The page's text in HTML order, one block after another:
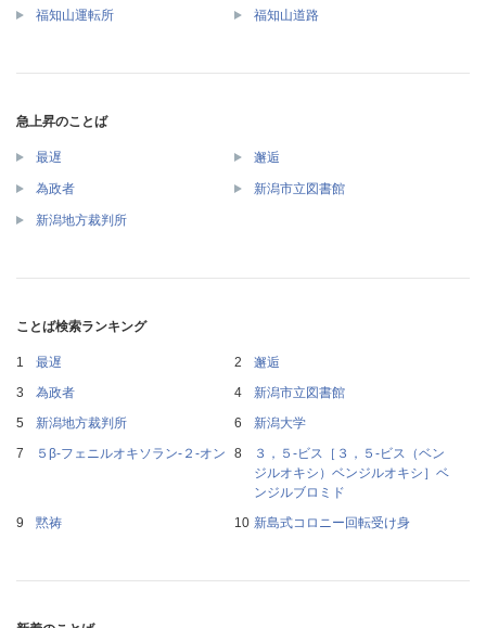
福知山運転所 福知山道路
急上昇のことば
最遅 邂逅
為政者 新潟市立図書館
新潟地方裁判所
ことば検索ランキング
最遅
邂逅
為政者
新潟市立図書館
新潟地方裁判所
新潟大学
５β‐フェニルオキソラン‐２‐オン
３，５‐ビス［３，５‐ビス（ベン
ジルオキシ）ベンジルオキシ］ベ
ンジルブロミド
黙祷
新島式コロニー回転受け身